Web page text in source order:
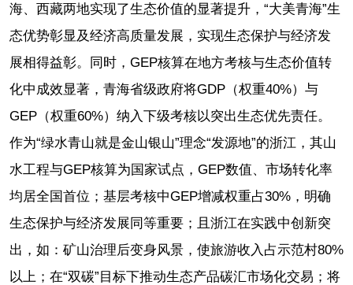
海、西藏两地实现了生态价值的显著提升，“大美青海”生
态优势彰显及经济高质量发展，实现生态保护与经济发
展相得益彰。同时，GEP核算在地方考核与生态价值转
化中成效显著，青海省级政府将GDP（权重40%）与
GEP（权重60%）纳入下级考核以突出生态优先责任。
作为“绿水青山就是金山银山”理念“发源地”的浙江，其山
水工程与GEP核算为国家试点，GEP数值、市场转化率
均居全国首位；基层考核中GEP增减权重占30%，明确
生态保护与经济发展同等重要；且浙江在实践中创新突
出，如：矿山治理后变身风景，使旅游收入占示范村80%
以上；在“双碳”目标下推动生态产品碳汇市场化交易；将